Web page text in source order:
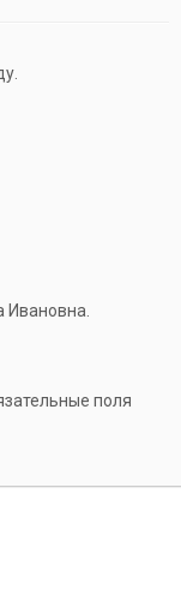
Ивановна.
поля